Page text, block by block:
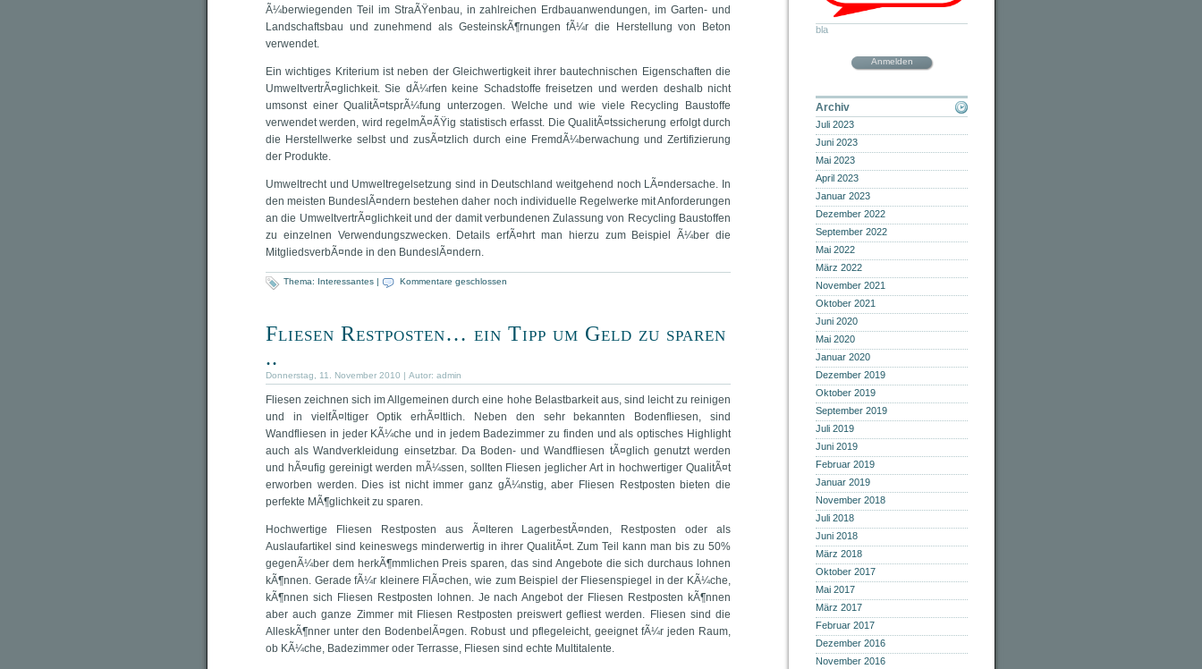
Ã¼berwiegenden Teil im StraÃŸenbau, in zahlreichen Erdbauanwendungen, im Garten- und
Landschaftsbau und zunehmend als GesteinskÃ¶rnungen fÃ¼r die Herstellung von Beton
verwendet.
Ein wichtiges Kriterium ist neben der Gleichwertigkeit ihrer bautechnischen Eigenschaften die
UmweltvertrÃ¤glichkeit. Sie dÃ¼rfen keine Schadstoffe freisetzen und werden deshalb nicht
umsonst einer QualitÃ¤tsprÃ¼fung unterzogen. Welche und wie viele Recycling Baustoffe
verwendet werden, wird regelmÃ¤ÃŸig statistisch erfasst. Die QualitÃ¤tssicherung erfolgt durch
die Herstellwerke selbst und zusÃ¤tzlich durch eine FremdÃ¼berwachung und Zertifizierung
der Produkte.
Umweltrecht und Umweltregelsetzung sind in Deutschland weitgehend noch LÃ¤ndersache. In
den meisten BundeslÃ¤ndern bestehen daher noch individuelle Regelwerke mit Anforderungen
an die UmweltvertrÃ¤glichkeit und der damit verbundenen Zulassung von Recycling Baustoffen
zu einzelnen Verwendungszwecken. Details erfÃ¤hrt man hierzu zum Beispiel Ã¼ber die
MitgliedsverbÃ¤nde in den BundeslÃ¤ndern.
Thema: Interessantes | Kommentare geschlossen
Fliesen Restposten… ein Tipp um Geld zu sparen
..
Donnerstag, 11. November 2010 | Autor: admin
Fliesen zeichnen sich im Allgemeinen durch eine hohe Belastbarkeit aus, sind leicht zu reinigen
und in vielfÃ¤ltiger Optik erhÃ¤ltlich. Neben den sehr bekannten Bodenfliesen, sind
Wandfliesen in jeder KÃ¼che und in jedem Badezimmer zu finden und als optisches Highlight
auch als Wandverkleidung einsetzbar. Da Boden- und Wandfliesen tÃ¤glich genutzt werden
und hÃ¤ufig gereinigt werden mÃ¼ssen, sollten Fliesen jeglicher Art in hochwertiger QualitÃ¤t
erworben werden. Dies ist nicht immer ganz gÃ¼nstig, aber Fliesen Restposten bieten die
perfekte MÃ¶glichkeit zu sparen.
Hochwertige Fliesen Restposten aus Ã¤lteren LagerbestÃ¤nden, Restposten oder als
Auslaufartikel sind keineswegs minderwertig in ihrer QualitÃ¤t. Zum Teil kann man bis zu 50%
gegenÃ¼ber dem herkÃ¶mmlichen Preis sparen, das sind Angebote die sich durchaus lohnen
kÃ¶nnen. Gerade fÃ¼r kleinere FlÃ¤chen, wie zum Beispiel der Fliesenspiegel in der KÃ¼che,
kÃ¶nnen sich Fliesen Restposten lohnen. Je nach Angebot der Fliesen Restposten kÃ¶nnen
aber auch ganze Zimmer mit Fliesen Restposten preiswert gefliest werden. Fliesen sind die
AlleskÃ¶nner unter den BodenbelÃ¤gen. Robust und pflegeleicht, geeignet fÃ¼r jeden Raum,
ob KÃ¼che, Badezimmer oder Terrasse, Fliesen sind echte Multitalente.
bla
Anmelden
Archiv
Juli 2023
Juni 2023
Mai 2023
April 2023
Januar 2023
Dezember 2022
September 2022
Mai 2022
März 2022
November 2021
Oktober 2021
Juni 2020
Mai 2020
Januar 2020
Dezember 2019
Oktober 2019
September 2019
Juli 2019
Juni 2019
Februar 2019
Januar 2019
November 2018
Juli 2018
Juni 2018
März 2018
Oktober 2017
Mai 2017
März 2017
Februar 2017
Dezember 2016
November 2016